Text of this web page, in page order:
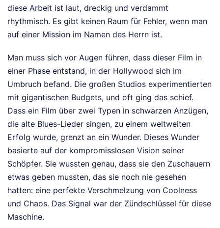
diese Arbeit ist laut, dreckig und verdammt
rhythmisch. Es gibt keinen Raum für Fehler, wenn man
auf einer Mission im Namen des Herrn ist.
Man muss sich vor Augen führen, dass dieser Film in
einer Phase entstand, in der Hollywood sich im
Umbruch befand. Die großen Studios experimentierten
mit gigantischen Budgets, und oft ging das schief.
Dass ein Film über zwei Typen in schwarzen Anzügen,
die alte Blues-Lieder singen, zu einem weltweiten
Erfolg wurde, grenzt an ein Wunder. Dieses Wunder
basierte auf der kompromisslosen Vision seiner
Schöpfer. Sie wussten genau, dass sie den Zuschauern
etwas geben mussten, das sie noch nie gesehen
hatten: eine perfekte Verschmelzung von Coolness
und Chaos. Das Signal war der Zündschlüssel für diese
Maschine.